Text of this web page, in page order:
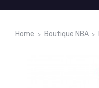
Home Boutique NBA